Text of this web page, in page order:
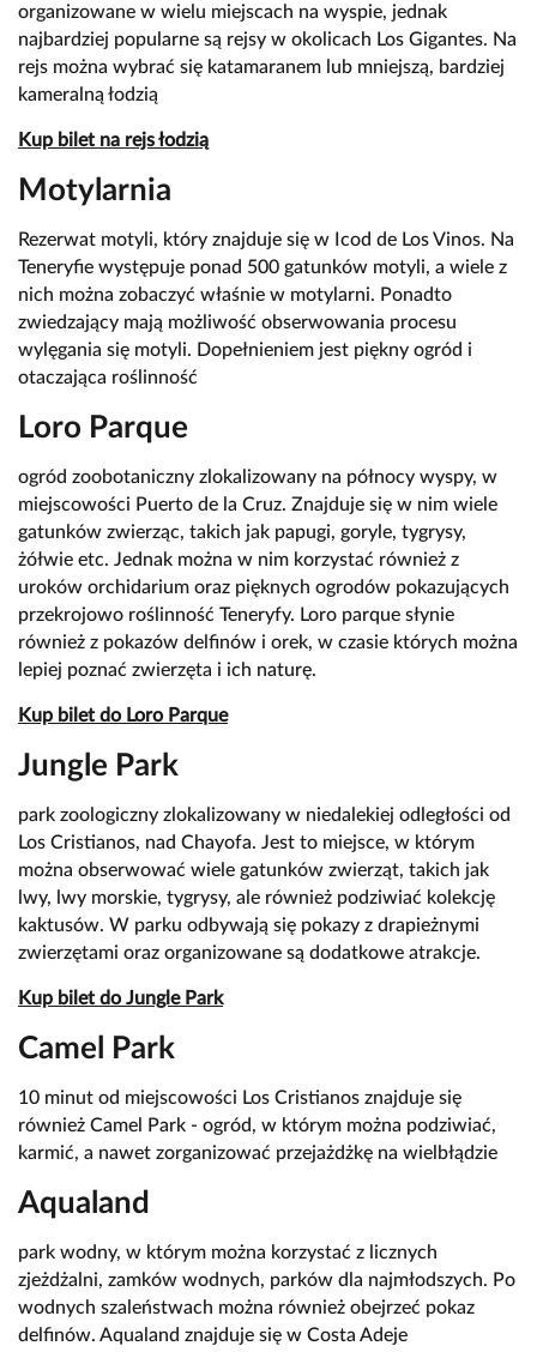
organizowane w wielu miejscach na wyspie, jednak
najbardziej popularne są rejsy w okolicach Los Gigantes. Na
rejs można wybrać się katamaranem lub mniejszą, bardziej
kameralną łodzią
Kup bilet na rejs łodzią
Motylarnia
Rezerwat motyli, który znajduje się w Icod de Los Vinos. Na
Teneryfie występuje ponad 500 gatunków motyli, a wiele z
nich można zobaczyć właśnie w motylarni. Ponadto
zwiedzający mają możliwość obserwowania procesu
wylęgania się motyli. Dopełnieniem jest piękny ogród i
otaczająca roślinność
Loro Parque
ogród zoobotaniczny zlokalizowany na północy wyspy, w
miejscowości Puerto de la Cruz. Znajduje się w nim wiele
gatunków zwierząc, takich jak papugi, goryle, tygrysy,
żółwie etc. Jednak można w nim korzystać również z
uroków orchidarium oraz pięknych ogrodów pokazujących
przekrojowo roślinność Teneryfy. Loro parque słynie
również z pokazów delfinów i orek, w czasie których można
lepiej poznać zwierzęta i ich naturę.
Kup bilet do Loro Parque
Jungle Park
park zoologiczny zlokalizowany w niedalekiej odległości od
Los Cristianos, nad Chayofa. Jest to miejsce, w którym
można obserwować wiele gatunków zwierząt, takich jak
lwy, lwy morskie, tygrysy, ale również podziwiać kolekcję
kaktusów. W parku odbywają się pokazy z drapieżnymi
zwierzętami oraz organizowane są dodatkowe atrakcje.
Kup bilet do Jungle Park
Camel Park
10 minut od miejscowości Los Cristianos znajduje się
również Camel Park - ogród, w którym można podziwiać,
karmić, a nawet zorganizować przejażdżkę na wielbłądzie
Aqualand
park wodny, w którym można korzystać z licznych
zjeżdżalni, zamków wodnych, parków dla najmłodszych. Po
wodnych szaleństwach można również obejrzeć pokaz
delfinów. Aqualand znajduje się w Costa Adeje